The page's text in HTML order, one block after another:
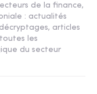
de la finance,
: actualités
articles
les
du secteur